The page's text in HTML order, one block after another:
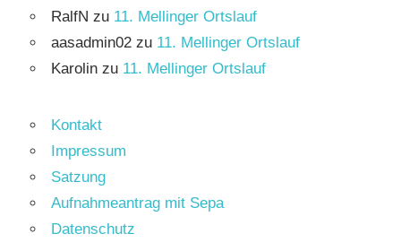
RalfN zu 11. Mellinger Ortslauf
aasadmin02 zu 11. Mellinger Ortslauf
Karolin zu 11. Mellinger Ortslauf
Kontakt
Impressum
Satzung
Aufnahmeantrag mit Sepa
Datenschutz